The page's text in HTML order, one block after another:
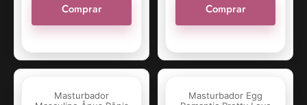
Comprar Comprar
Masturbador
Masturbador Egg